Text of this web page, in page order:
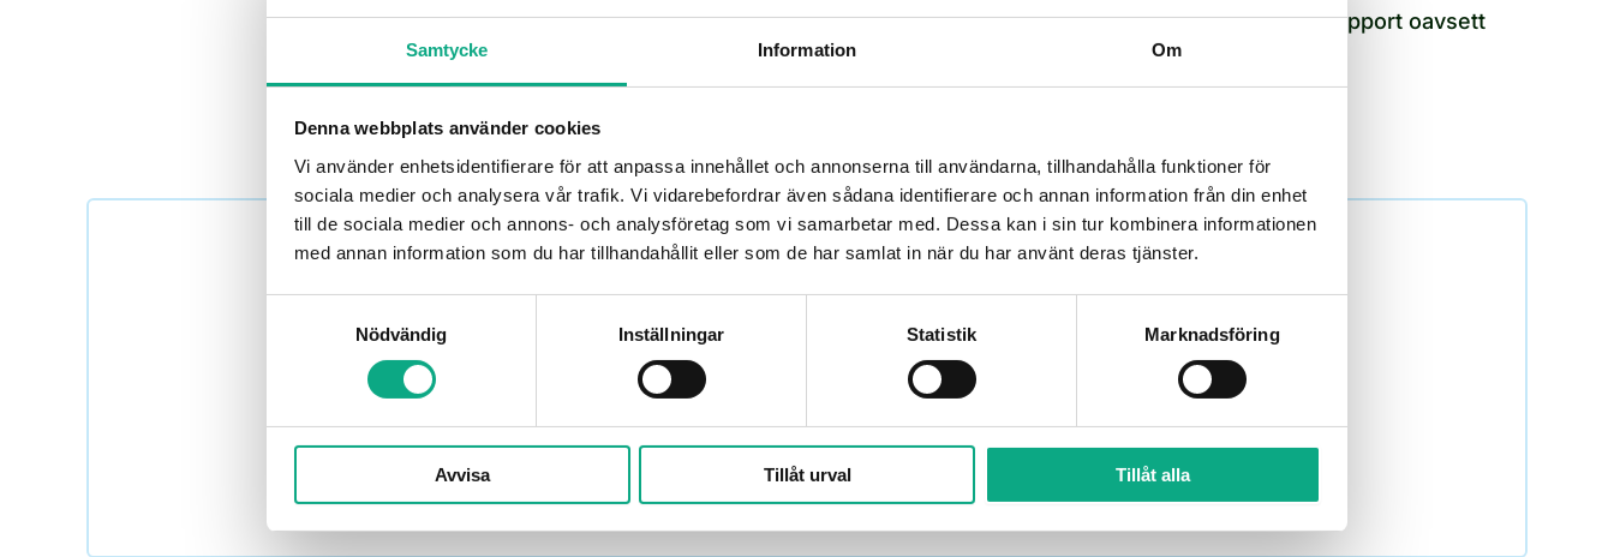
Samtycke Information Om
Denna webbplats använder cookies
Vi använder enhetsidentifierare för att anpassa innehållet och annonserna till användarna, tillhandahålla funktioner för
sociala medier och analysera vår trafik. Vi vidarebefordrar även sådana identifierare och annan information från din enhet
till de sociala medier och annons- och analysföretag som vi samarbetar med. Dessa kan i sin tur kombinera informationen
med annan information som du har tillhandahållit eller som de har samlat in när du har använt deras tjänster.
Nödvändig
Inställningar Statistik Marknadsföring
Avvisa Tillåt urval Tillåt alla
faktura och ett samlat ansvar – det sparar
tid, minskar administrationen och gör
samarbetet enklare och tryggare.
våra spoltjänster. Ni får support oavsett
situation.
Boka avloppsservice i Kristianstad från 2 465 kr inkl. moms per besök. Ring 010 6000 720 så lägger
Spolarna upp avtalet.
Få hjälp snabbt! Planera ett besök